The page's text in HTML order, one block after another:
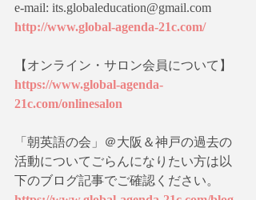
e-mail: its.globaleducation@gmail.com
http://www.global-agenda-21c.com/
【オンライン・サロン会員について】
https://www.global-agenda-
21c.com/onlinesalon
「朝英語の会」＠大阪＆神戸の過去の
活動についてごらんになりたい方は以
下のブログ記事でご確認ください。